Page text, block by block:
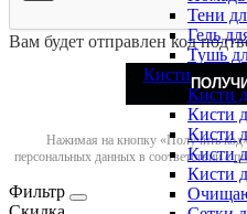
Тени
Гель
Тушь
Кисти
Кисти
Кисти
Кисти
Кисти
Кисти
Вам будет отправлен код
Нажимая на кнопку «Получить
персональных данных в соответствии с
Фильтр